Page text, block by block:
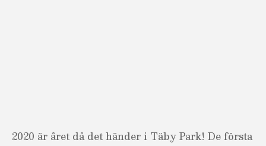
2020 är året då det händer i Täby Park! De första